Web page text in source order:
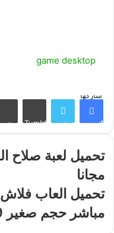
game desktop
شاركها
فيسبوك تويتر Tumblr بينتيريست
مجانا
تحميل العاب فلاش
مباشر حجم صغير 2019